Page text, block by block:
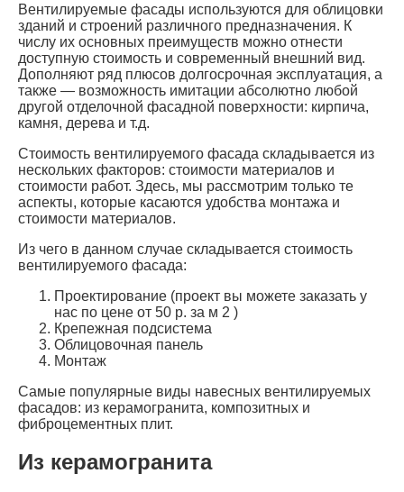
Вентилируемые фасады используются для облицовки
зданий и строений различного предназначения. К
числу их основных преимуществ можно отнести
доступную стоимость и современный внешний вид.
Дополняют ряд плюсов долгосрочная эксплуатация, а
также — возможность имитации абсолютно любой
другой отделочной фасадной поверхности: кирпича,
камня, дерева и т.д.
Стоимость вентилируемого фасада складывается из
нескольких факторов: стоимости материалов и
стоимости работ. Здесь, мы рассмотрим только те
аспекты, которые касаются удобства монтажа и
стоимости материалов.
Из чего в данном случае складывается стоимость
вентилируемого фасада:
Проектирование (проект вы можете заказать у
нас по цене от 50 р. за м 2 )
Крепежная подсистема
Облицовочная панель
Монтаж
Самые популярные виды навесных вентилируемых
фасадов: из керамогранита, композитных и
фиброцементных плит.
Из керамогранита